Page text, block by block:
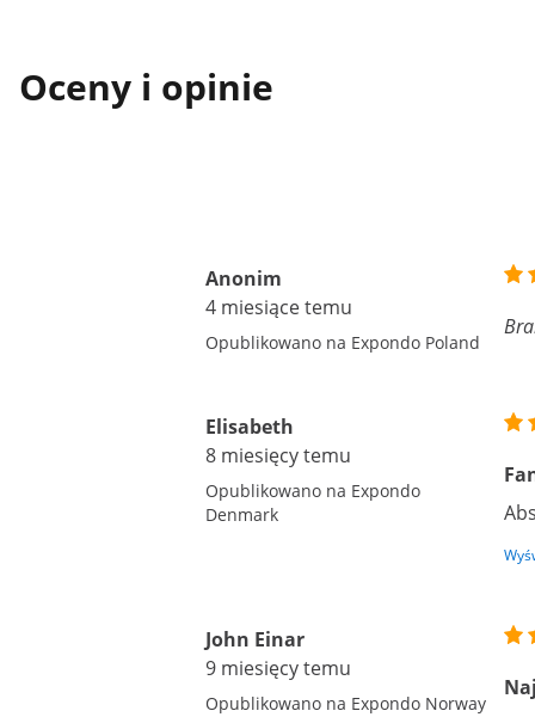
Oceny i opinie
Anonim
4 miesiące temu
Opublikowano na Expondo Poland
Elisabeth
8 miesięcy temu
Opublikowano na Expondo
Denmark
John Einar
9 miesięcy temu
Opublikowano na Expondo Norway